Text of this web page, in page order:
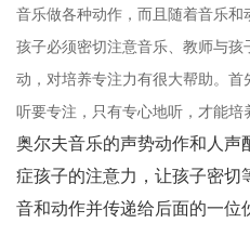
音乐做各种动作，而且随着音乐和
孩子必须密切注意音乐、教师与
动，对培养专注力有很大帮助。
听要专注，只有专心地听，才能培
奥尔夫音乐的声势动作和人
症孩子的注意力，让孩子密
音和动作并传递给后面的一位